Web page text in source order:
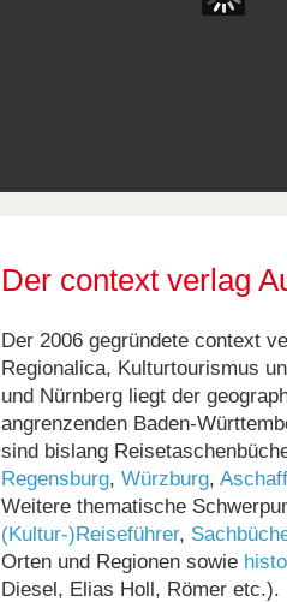
Der context verlag
Der 2006 gegründete context
Regionalica, Kulturtourismus
und Nürnberg liegt der
angrenzenden Baden-
sind bislang
Regensburg, Würzburg,
Weitere thematische
(Kultur-)Reiseführer,
Orten und Regionen sowie
Diesel, Elias Holl, Römer